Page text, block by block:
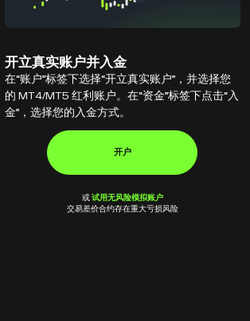
开立真实账户并入金
在“账户”标签下选择“开立真实账户”，并选择您
的 MT4/MT5 红利账户。在“资金”标签下点击“入
金”，选择您的入金方式。
开户
或 试用无风险模拟账户
交易差价合约存在重大亏损风险